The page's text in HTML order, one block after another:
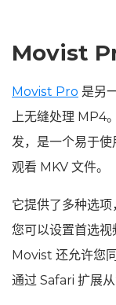
Movist
Movist Pro 是另
上无缝处理 MP4
发，是一个易于
观看 MKV 文件。
它提供了多种选项
您可以设置首选视
Movist 还允许您
通过 Safari 扩展